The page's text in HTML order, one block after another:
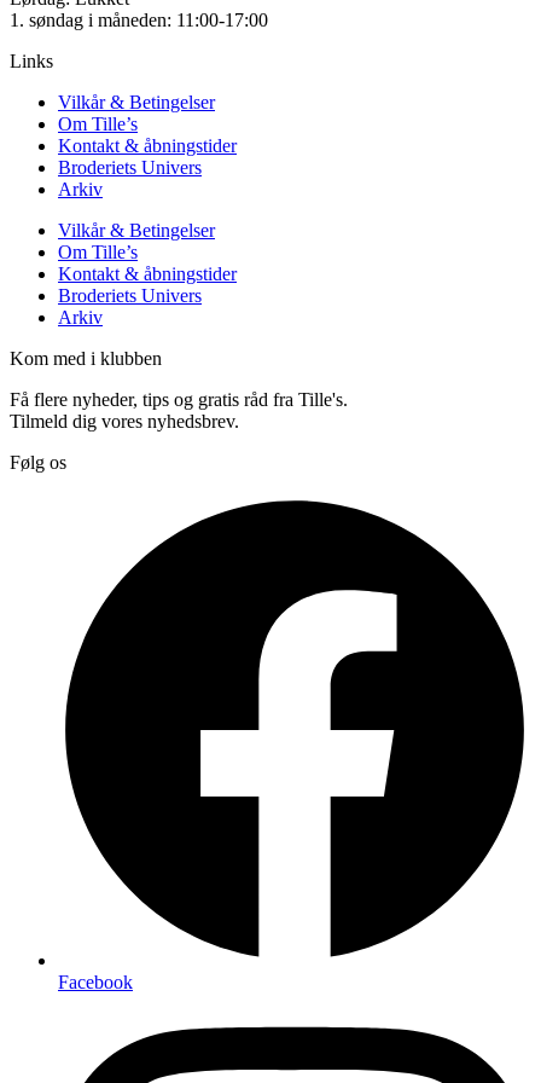
1. søndag i måneden: 11:00-17:00
Links
Vilkår & Betingelser
Om Tille’s
Kontakt & åbningstider
Broderiets Univers
Arkiv
Vilkår & Betingelser
Om Tille’s
Kontakt & åbningstider
Broderiets Univers
Arkiv
Kom med i klubben
Få flere nyheder, tips og gratis råd fra Tille's.
Tilmeld dig vores nyhedsbrev.
Følg os
Facebook